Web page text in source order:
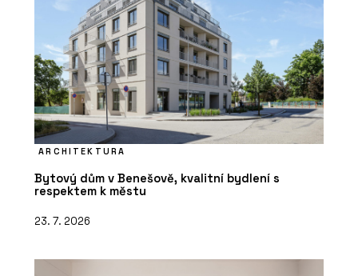
ARCHITEKTURA
Bytový dům v Benešově, kvalitní bydlení s
respektem k městu
23. 7. 2026